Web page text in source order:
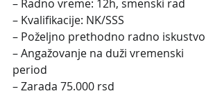
– Radno vreme: 12h, smenski rad
– Kvalifikacije: NK/SSS
– Poželjno prethodno radno iskustvo
– Angažovanje na duži vremenski
period
– Zarada 75.000 rsd